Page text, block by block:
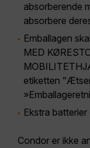
absorberende
absorbere
Emballagen
MED
etiketten
Ekstra batterier
Condor er ikke